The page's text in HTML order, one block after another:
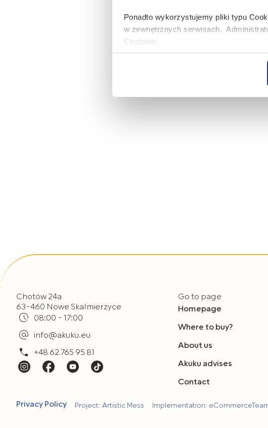
Ponadto wykorzystujemy pliki typu
w zewnętrznych serwisach.
Chotowie.
urządzeniach informacji oraz
Jeżeli wyrażają Państwo zgodę na
Mogą Państwo także w każdym czasie
Chotów 24a
63-460 Nowe Skalmierzyce
08:00 - 17:00
info@akuku.eu
+48 62 765 95 81
Go to page
Homepage
Where to buy?
About us
Akuku advises
Contact
Privacy Policy Project: Artistic Mess Implementation: